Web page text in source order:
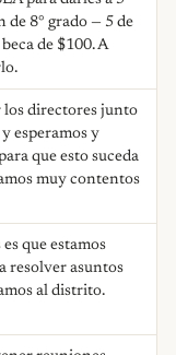
de 8° grado — 5 de
de $100. A
los directores junto
esperamos y
que esto suceda
muy contentos
que estamos
resolver asuntos
al distrito.